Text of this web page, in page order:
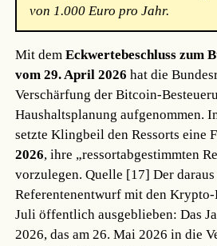
von 1.000 Euro pro Jahr.
Mit demEckwertebeschluss zum
vom 29. April 2026 hat die
Verschärfung der Bitcoin-
Haushaltsplanung aufgenommen.
setzte Klingbeil den Ressorts eine
2026, ihre „ressortabgestimmten
vorzulegen.Quelle [17] Der
Referentenentwurf mit den
Juli öffentlich ausgeblieben: Das
2026, das am 26. Mai 2026 in die